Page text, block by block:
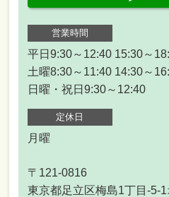
営業時間
平日9:30～12:40 15:30～
土曜8:30～11:40 14:30～
日曜・祝日9:30～12:40
定休日
月曜
〒121-0816
東京都足立区梅島1丁目-5-